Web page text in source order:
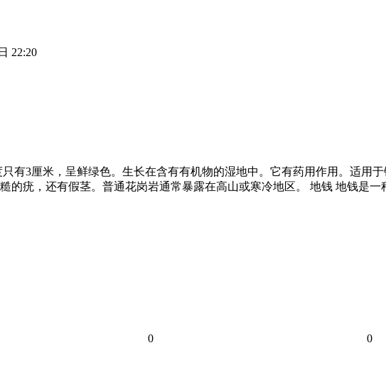
22:20
有3厘米，呈鲜绿色。生长在含有有机物的湿地中。它有药用作用。适用
的疣，还有假茎。普通花岗岩通常暴露在高山或寒冷地区。 地钱 地钱是
0 0